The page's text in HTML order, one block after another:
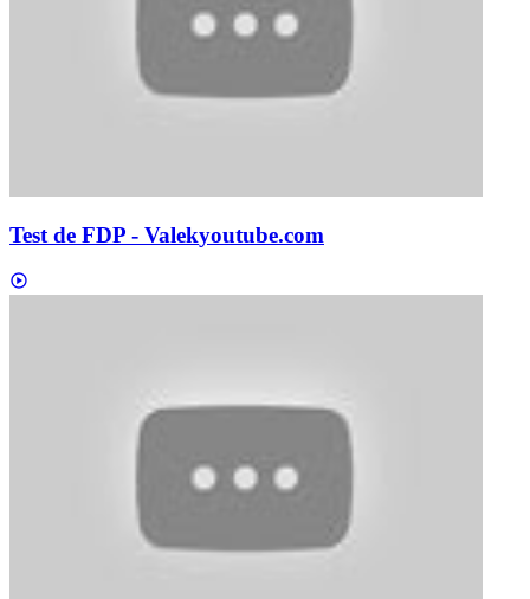
Test de FDP - Valekyoutube.com